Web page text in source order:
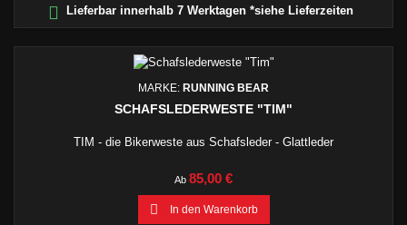
 Lieferbar innerhalb 7 Werktagen *siehe Lieferzeiten
MARKE: RUNNING BEAR
SCHAFSLEDERWESTE "TIM"
TIM - die Bikerweste aus Schafsleder - Glattleder
Ab Preis
85,00 €
 In den Warenkorb